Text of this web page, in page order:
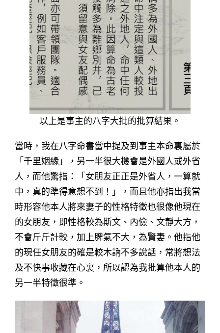
以上是事主的八字大批的批算結果。
當時，我在八字命書當中提及到事主本命裏屬於
「千里姻緣」，另一半很大機會是外國人或外省
人，而他驚指：「女朋友正正是外省人，一算就
中，真的準得意想不到！」，而且他亦指出我當
時形容他本人將來妻子的性格特徵也很像他現在
的女朋友，即性格較為斯文、內儉、文靜大方，
不會斤斤計較，加上脾氣不大，為賢妻。他指他
的現任女朋友的確是較木訥不多說話，常將想法
及不快事收藏在心裏，所以認為我批算他本人的
另一半特徵很準。